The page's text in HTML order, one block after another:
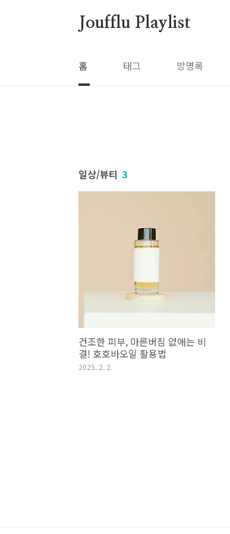
Joufflu Playlist
홈 태그 방명록
일상/뷰티 3
건조한 피부, 마른버짐 없애는 비
결! 호호바오일 활용법
2025. 2. 2.